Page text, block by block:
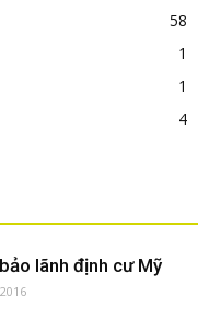
58
1
1
4
lãnh định cư Mỹ